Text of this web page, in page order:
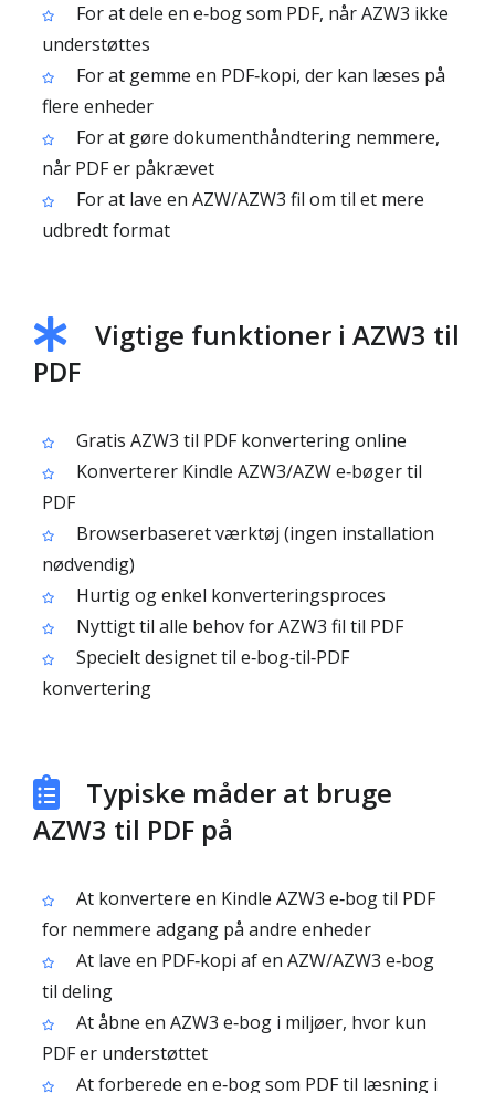
For at dele en e‑bog som PDF, når AZW3 ikke
understøttes
For at gemme en PDF‑kopi, der kan læses på
flere enheder
For at gøre dokumenthåndtering nemmere,
når PDF er påkrævet
For at lave en AZW/AZW3 fil om til et mere
udbredt format
Vigtige funktioner i AZW3 til
PDF
Gratis AZW3 til PDF konvertering online
Konverterer Kindle AZW3/AZW e‑bøger til
PDF
Browserbaseret værktøj (ingen installation
nødvendig)
Hurtig og enkel konverteringsproces
Nyttigt til alle behov for AZW3 fil til PDF
Specielt designet til e‑bog‑til‑PDF
konvertering
Typiske måder at bruge
AZW3 til PDF på
At konvertere en Kindle AZW3 e‑bog til PDF
for nemmere adgang på andre enheder
At lave en PDF‑kopi af en AZW/AZW3 e‑bog
til deling
At åbne en AZW3 e‑bog i miljøer, hvor kun
PDF er understøttet
At forberede en e‑bog som PDF til læsning i